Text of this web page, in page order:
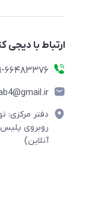
ارتباط با دیجی
66483376
دفتر مرکزی:
آنلاین)